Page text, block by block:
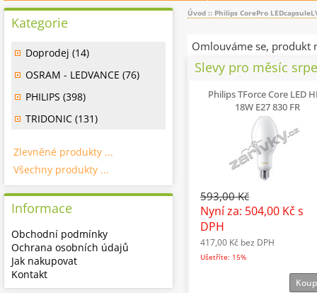
Úvod :: Philips CorePro
Omlouváme se, produkt
Slevy pro měsíc
Philips TForce Core LED
18W E27 830 FR
593,00 Kč
Nyní za: 504,00 Kč s
DPH
417,00 Kč bez DPH
Ušetříte: 15%
Kategorie
Doprodej (14)
OSRAM - LEDVANCE (76)
PHILIPS (398)
TRIDONIC (131)
Zlevněné produkty ...
Všechny produkty ...
Informace
Obchodní podmínky
Ochrana osobních údajů
Jak nakupovat
Kontakt